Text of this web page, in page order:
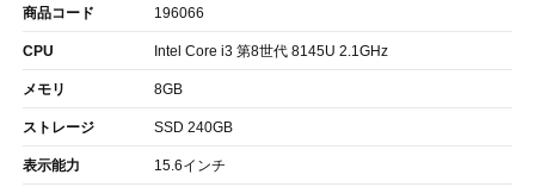
商品コード 196066
CPU Intel Core i3 第8世代 8145U 2.1GHz
メモリ 8GB
ストレージ SSD 240GB
表示能力 15.6インチ